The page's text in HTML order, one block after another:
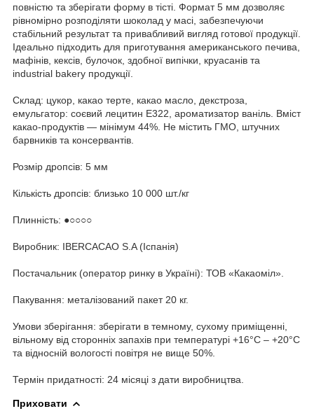
повністю та зберігати форму в тісті. Формат 5 мм дозволяє
рівномірно розподіляти шоколад у масі, забезпечуючи
стабільний результат та привабливий вигляд готової продукції.
Ідеально підходить для приготування американського печива,
мафінів, кексів, булочок, здобної випічки, круасанів та
industrial bakery продукції.
Склад: цукор, какао терте, какао масло, декстроза,
емульгатор: соєвий лецитин Е322, ароматизатор ваніль. Вміст
какао-продуктів — мінімум 44%. Не містить ГМО, штучних
барвників та консервантів.
Розмір дропсів: 5 мм
Кількість дропсів: близько 10 000 шт./кг
Плинність: ●○○○○
Виробник: IBERCACAO S.A (Іспанія)
Постачальник (оператор ринку в Україні): ТОВ «Какаоміл».
Пакування: металізований пакет 20 кг.
Умови зберігання: зберігати в темному, сухому приміщенні,
вільному від сторонніх запахів при температурі +16°С – +20°С
та відносній вологості повітря не вище 50%.
Термін придатності: 24 місяці з дати виробництва.
Приховати